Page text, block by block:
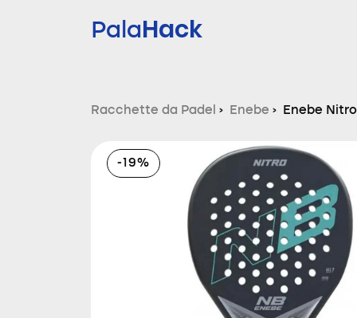
PalaHack
Racchette da Padel › Enebe › Enebe
-19%